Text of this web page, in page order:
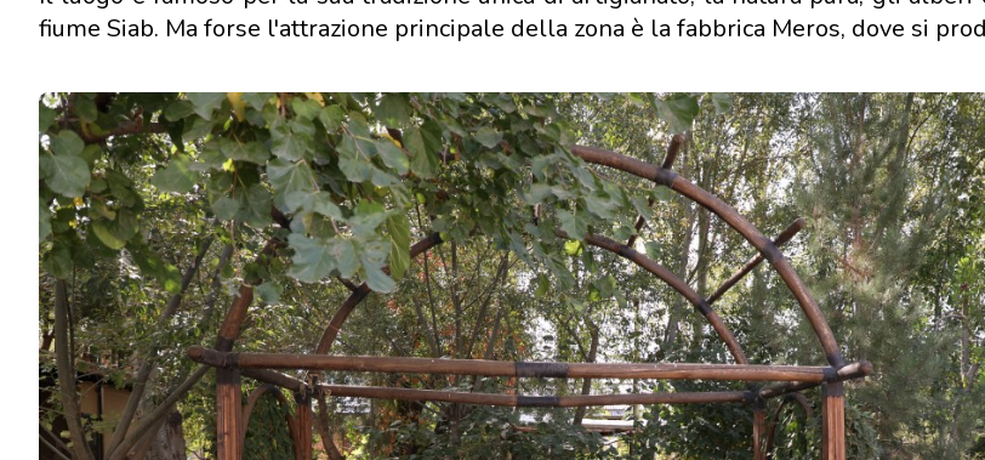
fiume Siab. Ma forse l'attrazione principale della zona è la fabbrica Meros, dove si